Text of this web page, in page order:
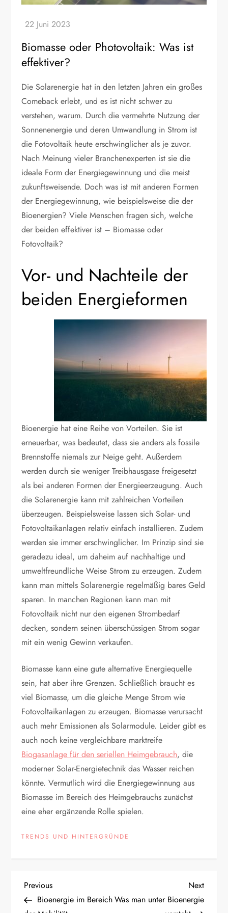
Biomasse oder Photovoltaik: Was ist
effektiver?
Die Solarenergie hat in den letzten Jahren ein großes
Comeback erlebt, und es ist nicht schwer zu
verstehen, warum. Durch die vermehrte Nutzung der
Sonnenenergie und deren Umwandlung in Strom ist
die Fotovoltaik heute erschwinglicher als je zuvor.
Nach Meinung vieler Branchenexperten ist sie die
ideale Form der Energiegewinnung und die meist
zukunftsweisende. Doch was ist mit anderen Formen
der Energiegewinnung, wie beispielsweise die der
Bioenergien? Viele Menschen fragen sich, welche
der beiden effektiver ist – Biomasse oder
Fotovoltaik?
Vor- und Nachteile der
beiden Energieformen
Bioenergie hat eine Reihe von Vorteilen. Sie ist
erneuerbar, was bedeutet, dass sie anders als fossile
Brennstoffe niemals zur Neige geht. Außerdem
werden durch sie weniger Treibhausgase freigesetzt
als bei anderen Formen der Energieerzeugung. Auch
die Solarenergie kann mit zahlreichen Vorteilen
überzeugen. Beispielsweise lassen sich Solar- und
Fotovoltaikanlagen relativ einfach installieren. Zudem
werden sie immer erschwinglicher. Im Prinzip sind sie
geradezu ideal, um daheim auf nachhaltige und
umweltfreundliche Weise Strom zu erzeugen. Zudem
kann man mittels Solarenergie regelmäßig bares Geld
sparen. In manchen Regionen kann man mit
Fotovoltaik nicht nur den eigenen Strombedarf
decken, sondern seinen überschüssigen Strom sogar
mit ein wenig Gewinn verkaufen.
Biomasse kann eine gute alternative Energiequelle
sein, hat aber ihre Grenzen. Schließlich braucht es
viel Biomasse, um die gleiche Menge Strom wie
Fotovoltaikanlagen zu erzeugen. Biomasse verursacht
auch mehr Emissionen als Solarmodule. Leider gibt es
auch noch keine vergleichbare marktreife
Biogasanlage für den seriellen Heimgebrauch, die
moderner Solar-Energietechnik das Wasser reichen
könnte. Vermutlich wird die Energiegewinnung aus
Biomasse im Bereich des Heimgebrauchs zunächst
eine eher ergänzende Rolle spielen.
TRENDS UND HINTERGRÜNDE
B
Previous
Post
Previous
Bioenergie im Bereich
Next
Post
Next
Was man unter Bioenergie